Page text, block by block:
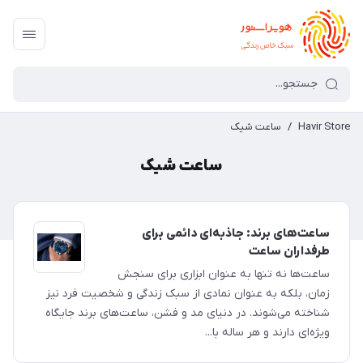
Havir Store
/ ساعت شیک
ساعت شیک
ساعت‌های برند: جاذبه‌ای دائمی برای
طرفداران ساعت
ساعت‌ها نه تنها به عنوان ابزاری برای سنجش
زمان، بلکه به عنوان نمادی از سبک زندگی و شخصیت فرد نیز
شناخته می‌شوند. در دنیای مد و فشن، ساعت‌های برند جایگاه
ویژه‌ای دارند و هر ساله با...